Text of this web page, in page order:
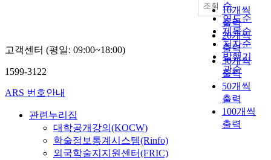
순
연도순
제목순
저자순
발행기
관순
10개씩
출력
20개씩
출력
30개씩
출력
50개씩
출력
100개씩
출력
조회
고객센터 (평일: 09:00~18:00)
1599-3122
ARS 번호안내
관련누리집
대학공개강의(KOCW)
학술정보통계시스템(Rinfo)
외국학술지지원센터(FRIC)